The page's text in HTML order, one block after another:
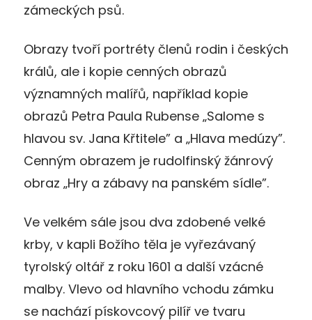
zámeckých psů.
Obrazy tvoří portréty členů rodin i českých
králů, ale i kopie cenných obrazů
významných malířů, například kopie
obrazů Petra Paula Rubense „Salome s
hlavou sv. Jana Křtitele” a „Hlava medúzy”.
Cenným obrazem je rudolfinský žánrový
obraz „Hry a zábavy na panském sídle”.
Ve velkém sále jsou dva zdobené velké
krby, v kapli Božího těla je vyřezávaný
tyrolský oltář z roku 1601 a další vzácné
malby. Vlevo od hlavního vchodu zámku
se nachází pískovcový pilíř ve tvaru